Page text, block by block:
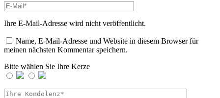
Ihre E-Mail-Adresse wird nicht veröffentlicht.
Name, E-Mail-Adresse und Website in diesem Browser für
meinen nächsten Kommentar speichern.
Bitte wählen Sie Ihre Kerze